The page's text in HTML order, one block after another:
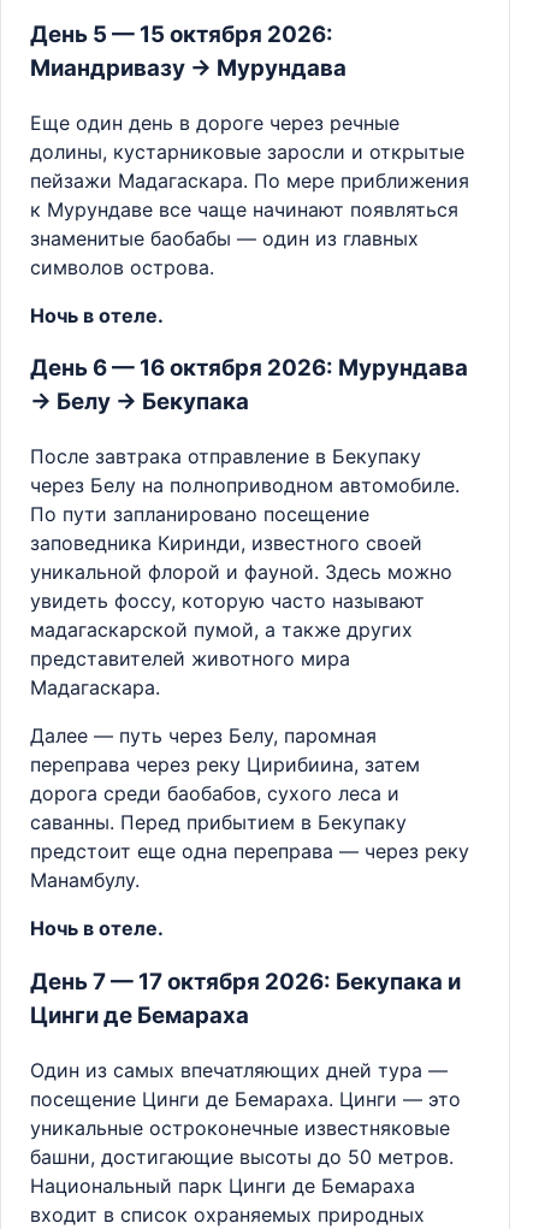
День 5 — 15 октября 2026:
Миандривазу → Мурундава
Еще один день в дороге через речные
долины, кустарниковые заросли и открытые
пейзажи Мадагаскара. По мере приближения
к Мурундаве все чаще начинают появляться
знаменитые баобабы — один из главных
символов острова.
Ночь в отеле.
День 6 — 16 октября 2026: Мурундава
→ Белу → Бекупака
После завтрака отправление в Бекупаку
через Белу на полноприводном автомобиле.
По пути запланировано посещение
заповедника Киринди, известного своей
уникальной флорой и фауной. Здесь можно
увидеть фоссу, которую часто называют
мадагаскарской пумой, а также других
представителей животного мира
Мадагаскара.
Далее — путь через Белу, паромная
переправа через реку Цирибиина, затем
дорога среди баобабов, сухого леса и
саванны. Перед прибытием в Бекупаку
предстоит еще одна переправа — через реку
Манамбулу.
Ночь в отеле.
День 7 — 17 октября 2026: Бекупака и
Цинги де Бемараха
Один из самых впечатляющих дней тура —
посещение Цинги де Бемараха. Цинги — это
уникальные остроконечные известняковые
башни, достигающие высоты до 50 метров.
Национальный парк Цинги де Бемараха
входит в список охраняемых природных